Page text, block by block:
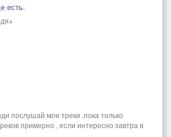
есть.
послушай мои треки ,пока только
примерно , если интересно завтра в